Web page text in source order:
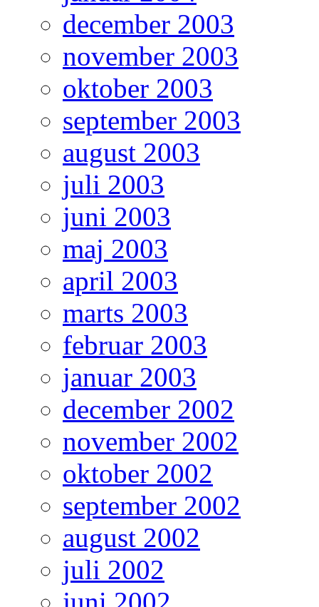
december 2003
november 2003
oktober 2003
september 2003
august 2003
juli 2003
juni 2003
maj 2003
april 2003
marts 2003
februar 2003
januar 2003
december 2002
november 2002
oktober 2002
september 2002
august 2002
juli 2002